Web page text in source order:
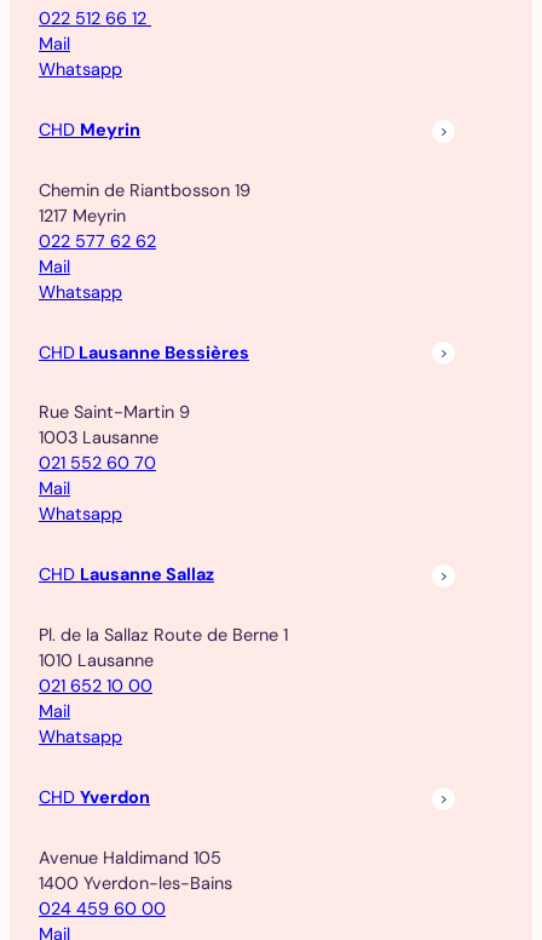
022 512 66 12
Mail
Whatsapp
CHD Meyrin
Chemin de Riantbosson 19
1217 Meyrin
022 577 62 62
Mail
Whatsapp
CHD Lausanne Bessières
Rue Saint-Martin 9
1003 Lausanne
021 552 60 70
Mail
Whatsapp
CHD Lausanne Sallaz
Pl. de la Sallaz Route de Berne 1
1010 Lausanne
021 652 10 00
Mail
Whatsapp
CHD Yverdon
Avenue Haldimand 105
1400 Yverdon-les-Bains
024 459 60 00
Mail